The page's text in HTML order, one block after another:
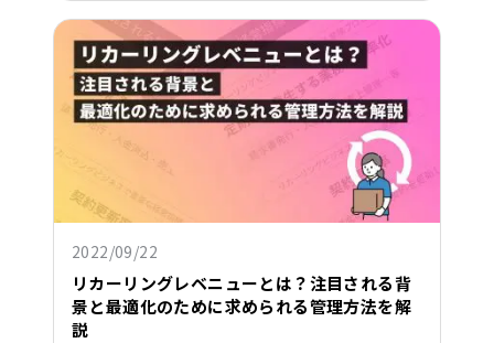
2022/09/22
リカーリングレベニューとは？注目される背
景と最適化のために求められる管理方法を解
説